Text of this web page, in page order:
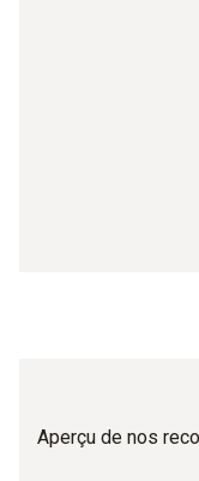
Aperçu de nos